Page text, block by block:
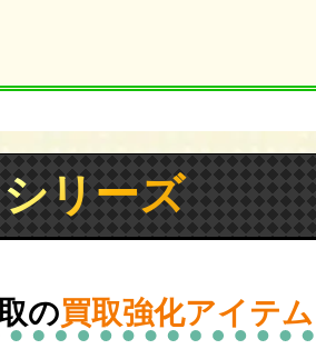
リーズ
の買取強化アイテム